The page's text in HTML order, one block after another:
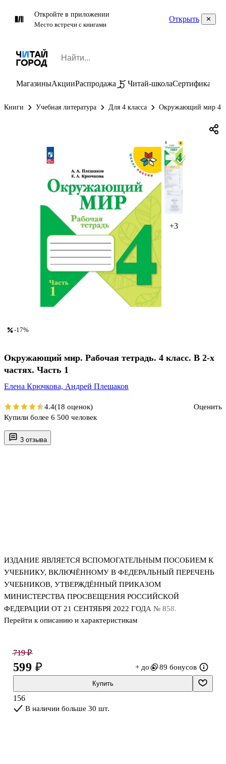
Откройте в приложении
Место встречи с книгами
Открыть
МагазиныАкцииРаспродажа Читай-школаСертификаты
Книги Учебная литература Для 4 класса Окружающий мир 4
+3
3 отзыва
ИЗДАНИЕ ЯВЛЯЕТСЯ ВСПОМОГАТЕЛЬНЫМ ПОСОБИЕМ К
УЧЕБНИКУ, ВКЛЮЧЁННОМУ В ФЕДЕРАЛЬНЫЙ ПЕРЕЧЕНЬ
УЧЕБНИКОВ, УТВЕРЖДЁННЫЙ ПРИКАЗОМ
МИНИСТЕРСТВА ПРОСВЕЩЕНИЯ РОССИЙСКОЙ
ФЕДЕРАЦИИ ОТ 21 СЕНТЯБРЯ 2022 ГОДА № 858.
Е.А.Крючковой), доработанному в соответствии с требованиями
Федерального государственного образовательного стандарта
начального общего образования (Приказ Министерства
просвещения РФ № 286 от 31.05.2021 г.). В учебном пособии
содержатся упражнения, которые помогают обучающимся
Перейти к описанию и характеристикам
-17%
Окружающий мир. Рабочая тетрадь. 4 класс. В 2-х
частях. Часть 1
Елена Крючкова, Андрей Плешаков
4.4(18 оценок)
Оценить
Купили более 6 500 человек
719 ₽
599 ₽ + до 89 бонусов
Купить
156
В наличии больше 30 шт.